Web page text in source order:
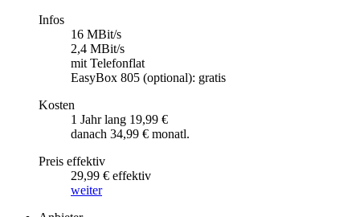
Infos
16 MBit/s
2,4 MBit/s
mit Telefonflat
EasyBox 805 (optional): gratis
Kosten
1 Jahr lang 19,99 €
danach 34,99 € monatl.
Preis effektiv
29,99 € effektiv
weiter